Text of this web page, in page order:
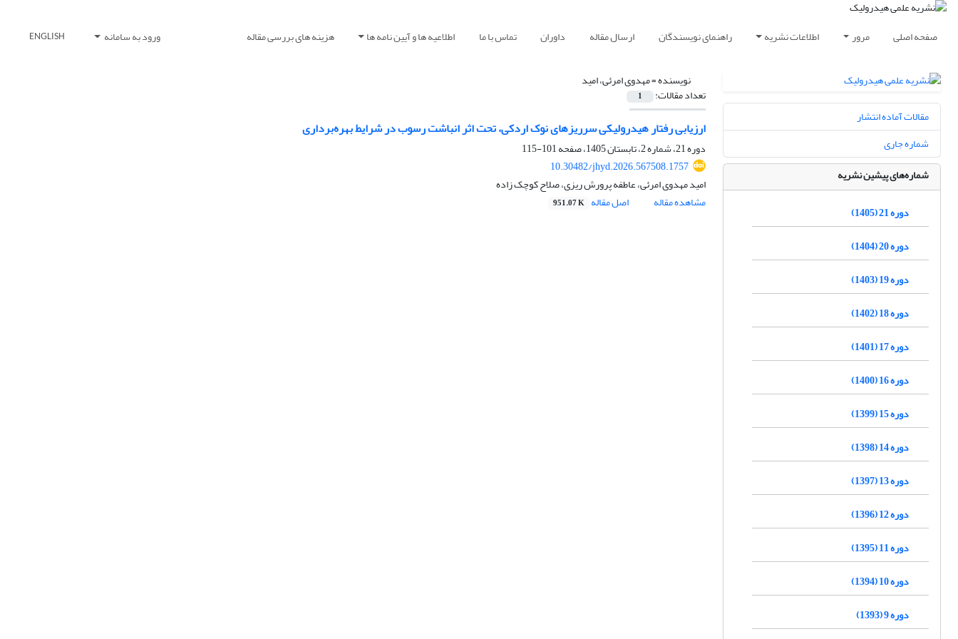
صفحه اصلی مرور اطلاعات نشریه راهنمای نویسندگان ارسال مقاله داوران تماس با ما اطلاعیه ها و آیین نامه ها هزینه های بررسی مقاله ورود به سامانه ENGLISH
نویسنده =مهدوی امرئی، امید
تعداد مقالات: 1
ارزیابی رفتار هیدرولیکی سرریزهای نوک اردکی، تحت اثر انباشت رسوب در شرایط بهره‌برداری
دوره 21، شماره 2، تابستان 1405، صفحه
101-115
10.30482/jhyd.2026.567508.1757
امید مهدوی امرئی، عاطفه پرورش ریزی، صلاح کوچک زاده
مشاهده مقاله
اصل مقاله 951.07 K
مقالات آماده انتشار
شماره جاری
شماره‌های پیشین نشریه
دوره 21 (1405)
دوره 20 (1404)
دوره 19 (1403)
دوره 18 (1402)
دوره 17 (1401)
دوره 16 (1400)
دوره 15 (1399)
دوره 14 (1398)
دوره 13 (1397)
دوره 12 (1396)
دوره 11 (1395)
دوره 10 (1394)
دوره 9 (1393)